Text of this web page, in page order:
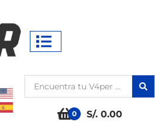
0
S/. 0.00